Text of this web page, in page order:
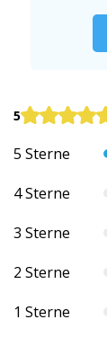
5
5 Sterne
4 Sterne
3 Sterne
2 Sterne
1 Sterne